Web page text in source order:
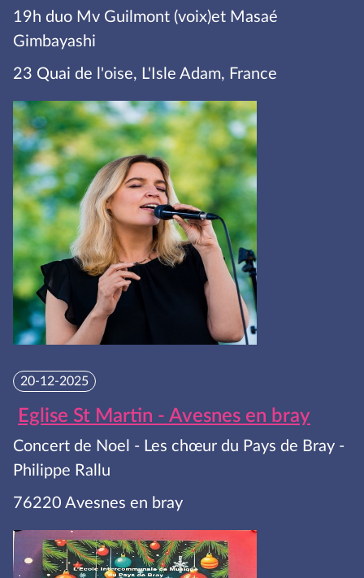
19h duo Mv Guilmont (voix)et Masaé
Gimbayashi
23 Quai de l'oise, L'Isle Adam, France
20-12-2025
Eglise St Martin - Avesnes en bray
Concert de Noel - Les chœur du Pays de Bray -
Philippe Rallu
76220 Avesnes en bray